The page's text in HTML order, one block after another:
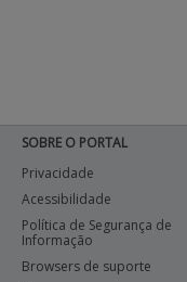
SOBRE O PORTAL
Privacidade
Acessibilidade
Política de Segurança de
Informação
Browsers de suporte